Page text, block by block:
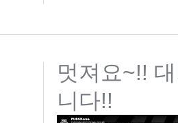
멋져요~!!
니다!!